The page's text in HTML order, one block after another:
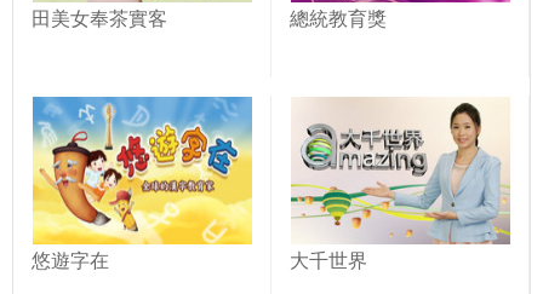
田美女奉茶實客 總統教育獎
悠遊字在 大千世界